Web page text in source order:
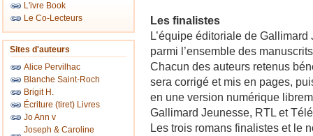
L'ivre Book
Le Co-Lecteurs
Sites d'auteurs
Alice Pervilhac
Blanche Saint-Roch
Brigit H.
Écriture (tiret) Livres
Jo Ann v
Joseph & Caroline
Les finalistes
L’équipe éditoriale de
parmi l’ensemble des
Chacun des auteurs retenus
sera corrigé et mis en pages,
en une version numérique
Gallimard Jeunesse, RTL et
Les trois romans finalistes et le